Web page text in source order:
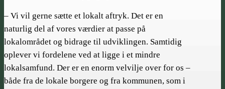
– Vi vil gerne sætte et lokalt aftryk. Det er en
naturlig del af vores værdier at passe på
lokalområdet og bidrage til udviklingen. Samtidig
oplever vi fordelene ved at ligge i et mindre
lokalsamfund. Der er en enorm velvilje over for os –
både fra de lokale borgere og fra kommunen, som i